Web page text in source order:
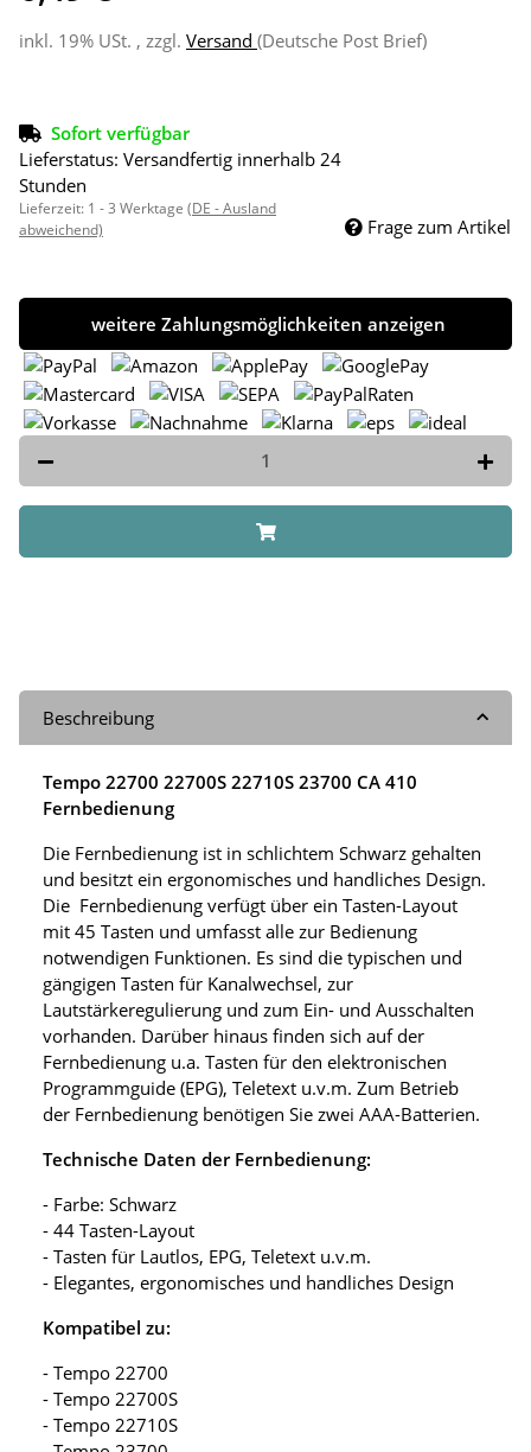
inkl. 19% USt. , zzgl. Versand (Deutsche Post Brief)
Sofort verfügbar
Lieferstatus: Versandfertig innerhalb 24
Stunden
Lieferzeit: 1 - 3 Werktage (DE - Ausland
abweichend)
Frage zum Artikel
weitere Zahlungsmöglichkeiten anzeigen
Beschreibung
Tempo 22700 22700S 22710S 23700 CA 410
Fernbedienung
Die Fernbedienung ist in schlichtem Schwarz gehalten
und besitzt ein ergonomisches und handliches Design.
Die Fernbedienung verfügt über ein Tasten-Layout
mit 45 Tasten und umfasst alle zur Bedienung
notwendigen Funktionen. Es sind die typischen und
gängigen Tasten für Kanalwechsel, zur
Lautstärkeregulierung und zum Ein- und Ausschalten
vorhanden. Darüber hinaus finden sich auf der
Fernbedienung u.a. Tasten für den elektronischen
Programmguide (EPG), Teletext u.v.m. Zum Betrieb
der Fernbedienung benötigen Sie zwei AAA-Batterien.
Technische Daten der Fernbedienung:
- Farbe: Schwarz
- 44 Tasten-Layout
- Tasten für Lautlos, EPG, Teletext u.v.m.
- Elegantes, ergonomisches und handliches Design
Kompatibel zu:
- Tempo 22700
- Tempo 22700S
- Tempo 22710S